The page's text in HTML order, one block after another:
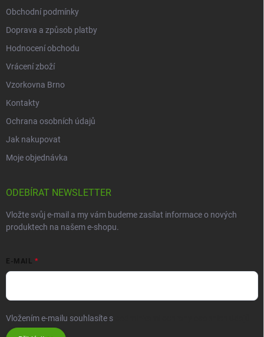
Obchodní podmínky
Doprava a způsob platby
Hodnocení obchodu
Vrácení zboží
Vzorkovna Brno
Kontakty
Ochrana osobních údajů
Jak nakupovat
Moje objednávka
ODEBÍRAT NEWSLETTER
Vložte svůj e-mail a my vám budeme zasílat informace o nových
produktech na našem e-shopu.
E-MAIL
Vložením e-mailu souhlasíte s